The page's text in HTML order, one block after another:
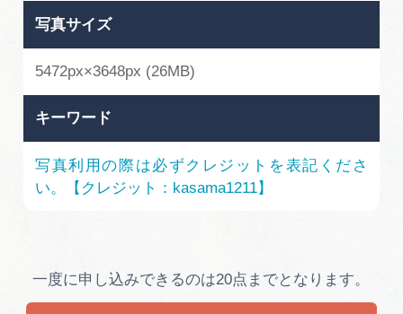
動画ライブラリー
お問い合わせ
運営組織
広告掲載
サイトポリシー
写真サイズ
5472px×3648px (26MB)
キーワード
写真利用の際は必ずクレジットを表記くださ
い。【クレジット：kasama1211】
一度に申し込みできるのは20点までとなります。